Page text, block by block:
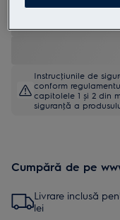
Instrucţiunile de
conform
capitolele 1 și 2 din
siguranţă a
Cumpără de pe
Livrare inclusă
lei